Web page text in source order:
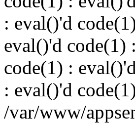
: eval()'d
eval()'d code(1)
code(1) :
: eval()'d
/var/www/